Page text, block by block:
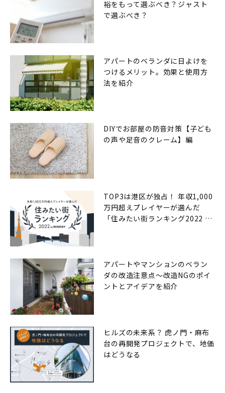
裕をもって選ぶべき？ジャスト
で選ぶべき？
アパートのベランダに日よけを
つけるメリット。効果と使用方
法を紹介
DIYでお部屋の防音対策【子ども
の声や足音のクレーム】編
TOP3は港区が独占！ 年収1,000
万円超えプレイヤーが選んだ
「住みたい街ランキング2022 by
アパートやマンションのベラン
ダの改造注意点〜改造NGのポイ
ントとアイデアを紹介
ヒルズの未来系？ 虎ノ門・麻布
台の再開発プロジェクトで、地価
はどうなる